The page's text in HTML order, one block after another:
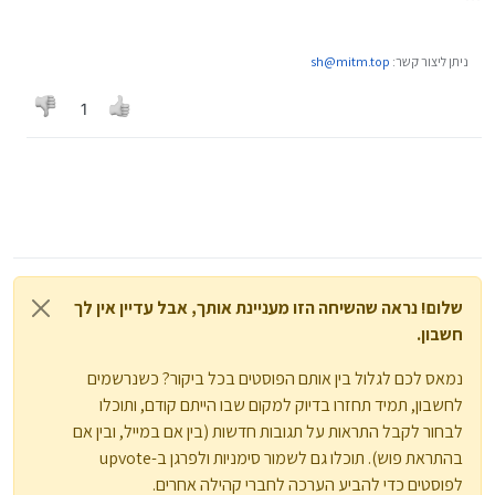
ניתן ליצור קשר: sh@mitm.top
1
שלום! נראה שהשיחה הזו מעניינת אותך, אבל עדיין אין לך
חשבון.
נמאס לכם לגלול בין אותם הפוסטים בכל ביקור? כשנרשמים
לחשבון, תמיד תחזרו בדיוק למקום שבו הייתם קודם, ותוכלו
לבחור לקבל התראות על תגובות חדשות (בין אם במייל, ובין אם
בהתראת פוש). תוכלו גם לשמור סימניות ולפרגן ב-upvote
לפוסטים כדי להביע הערכה לחברי קהילה אחרים.